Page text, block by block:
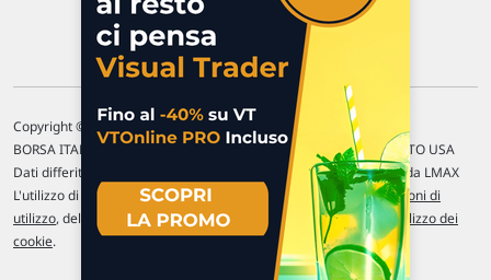
Copyright © 1996-2026 Traderlink Italia s.r.l.
BORSA ITALIANA Quotazioni di borsa differite di 15 min. / MERCATO USA
Dati differiti di 15 min. (fonte Intrinio) / FOREX Quotazioni fornite da LMAX
L'utilizzo di questo sito implica l'accettazione delle nostre Condizioni di
utilizzo, del Disclaimer MAR, dellePolitiche sulla privacye dell' Utilizzo dei
cookie.